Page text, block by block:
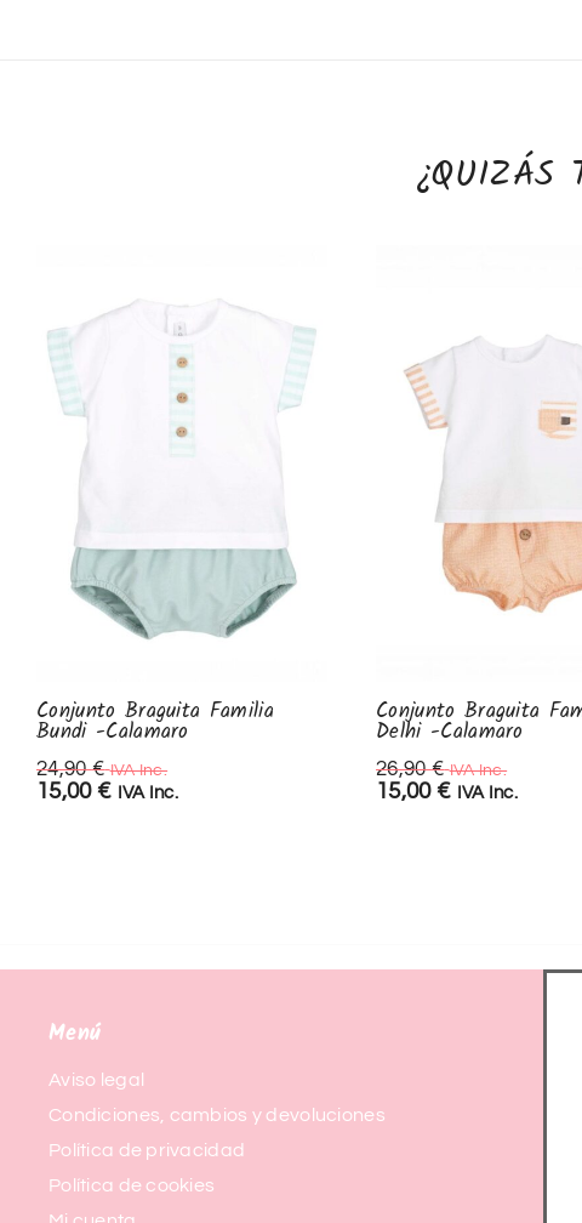
¿QUIZÁS
Conjunto Braguita Familia
Bundi -Calamaro
24,90€ IVA Inc.
15,00 € IVA Inc.
Conjunto Braguita
Delhi -Calamaro
26,90€ IVA Inc.
15,00 € IVA Inc.
Menú
Aviso legal
Condiciones, cambios y devoluciones
Política de privacidad
Política de cookies